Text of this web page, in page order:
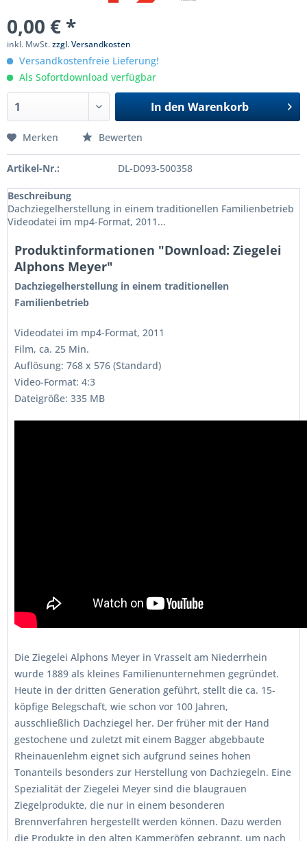
0,00 € *
inkl. MwSt.zzgl. Versandkosten
Versandkostenfreie Lieferung!
Als Sofortdownload verfügbar
In den Warenkorb
Merken Bewerten
Artikel-Nr.: DL-D093-500358
Beschreibung
Dachziegelherstellung in einem traditionellen Familienbetrieb
Videodatei im mp4-Format, 2011...
Produktinformationen "Download: Ziegelei
Alphons Meyer"
Dachziegelherstellung in einem traditionellen
Familienbetrieb
Videodatei im mp4-Format, 2011
Film, ca. 25 Min.
Auflösung: 768 x 576 (Standard)
Video-Format: 4:3
Dateigröße: 335 MB
Die Ziegelei Alphons Meyer in Vrasselt am Niederrhein
wurde 1889 als kleines Familienunternehmen gegründet.
Heute in der dritten Generation geführt, stellt die ca. 15-
köpfige Belegschaft, wie schon vor 100 Jahren,
ausschließlich Dachziegel her. Der früher mit der Hand
gestochene und zuletzt mit einem Bagger abgebbaute
Rheinauenlehm eignet sich aufgrund seines hohen
Tonanteils besonders zur Herstellung von Dachziegeln. Eine
Spezialität der Ziegelei Meyer sind die blaugrauen
Ziegelprodukte, die nur in einem besonderen
Brennverfahren hergestellt werden können. Dazu werden
die Produkte in den alten Kammeröfen gebrannt, um nach